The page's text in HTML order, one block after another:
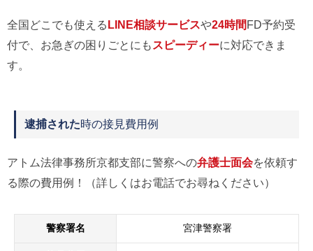
全国どこでも使えるLINE相談サービスや24時間FD予約受
付で、お急ぎの困りごとにも スピーディーに対応できま
す。
逮捕された時の接見費用例
アトム法律事務所京都支部に警察への弁護士面会を依頼す
る際の費用例！（詳しくはお電話でお尋ねください）
警察署名 宮津警察署